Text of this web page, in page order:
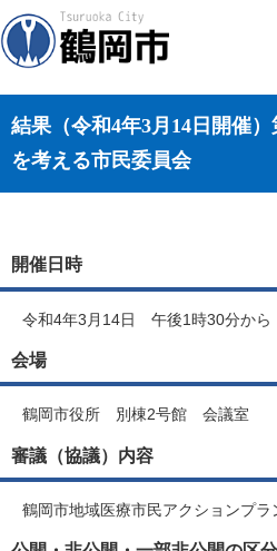
結果（令和4年3月14日開催
を考える市民委員会
開催日時
令和4年3月14日 午後1時30分から
会場
鶴岡市役所 別棟2号館 会議室
審議（協議）内容
鶴岡市地域医療市民アクションプラ